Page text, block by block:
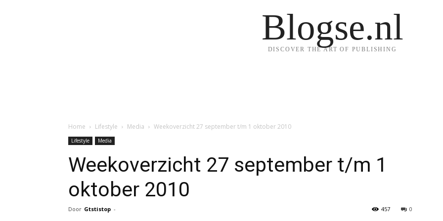
Blogse.nl
DISCOVER THE ART OF PUBLISHING
Home Lifestyle Media Weekoverzicht 27 september t/m 1 oktober 2010
Lifestyle Media
Weekoverzicht 27 september t/m 1
oktober 2010
Door Gtstistop - 0
457